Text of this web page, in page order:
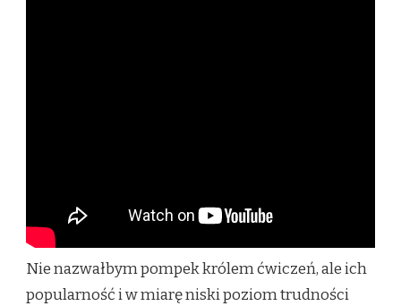
Nie nazwałbym pompek królem ćwiczeń, ale ich
popularność i w miarę niski poziom trudności